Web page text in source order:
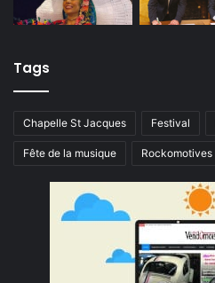
Tags
Chapelle St Jacques Festival
Fête de la musique Rockomotives